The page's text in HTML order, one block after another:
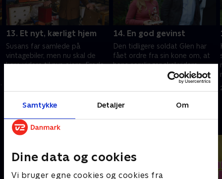
Samtykke Detaljer Om
Dine data og cookies
Vi bruger egne cookies og cookies fra
13. Et nyt, kærligt hjem
Susans far samlede på
vintagebiler, men nu skal de
køre videre til nye ejere. Freda
togsamling.
14. En god gevinst
Den tidligere soldat Glen har
fået ordre fra sin kone om, at
hans samlinger skal videre.
Angus hjælper også Russel
med at give slip på hans
elskede ure.
Andre så også